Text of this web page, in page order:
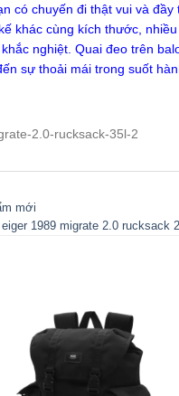
có chuyến đi thật vui và
khác cùng kích thước,
nghiệt. Quai đeo trên
sự thoải mái trong suốt
mới
1989 migrate 2.0 rucksack